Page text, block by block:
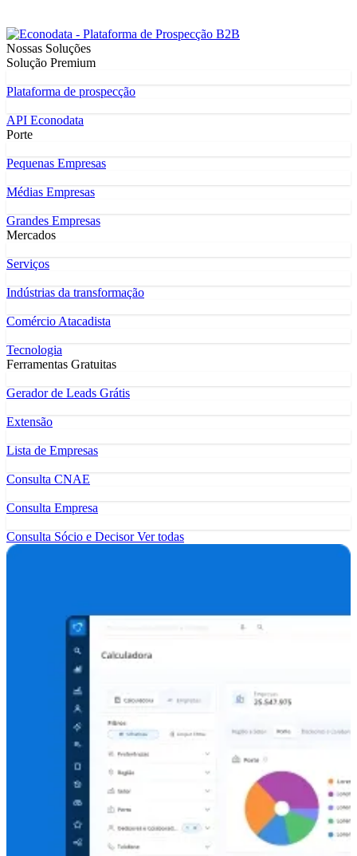
Nossas Soluções
Solução Premium
Plataforma de prospecção
API Econodata
Porte
Pequenas Empresas
Médias Empresas
Grandes Empresas
Mercados
Serviços
Indústrias da transformação
Comércio Atacadista
Tecnologia
Ferramentas Gratuitas
Gerador de Leads Grátis
Extensão
Lista de Empresas
Consulta CNAE
Consulta Empresa
Consulta Sócio e DecisorVer todas